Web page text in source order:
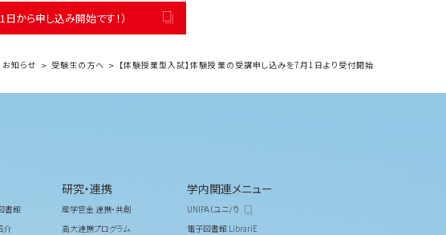
から申し込み開始です！）
お知らせ 受験生の方へ 【体験授業型入試】体験授業の受講申し込みを7月1日より受付開始
書館
介
研究・連携
産学官金 連携・共創
高大連携プログラム
学内関連メニュー
UNIPA（ユニパ）
電子図書館 LibrariE